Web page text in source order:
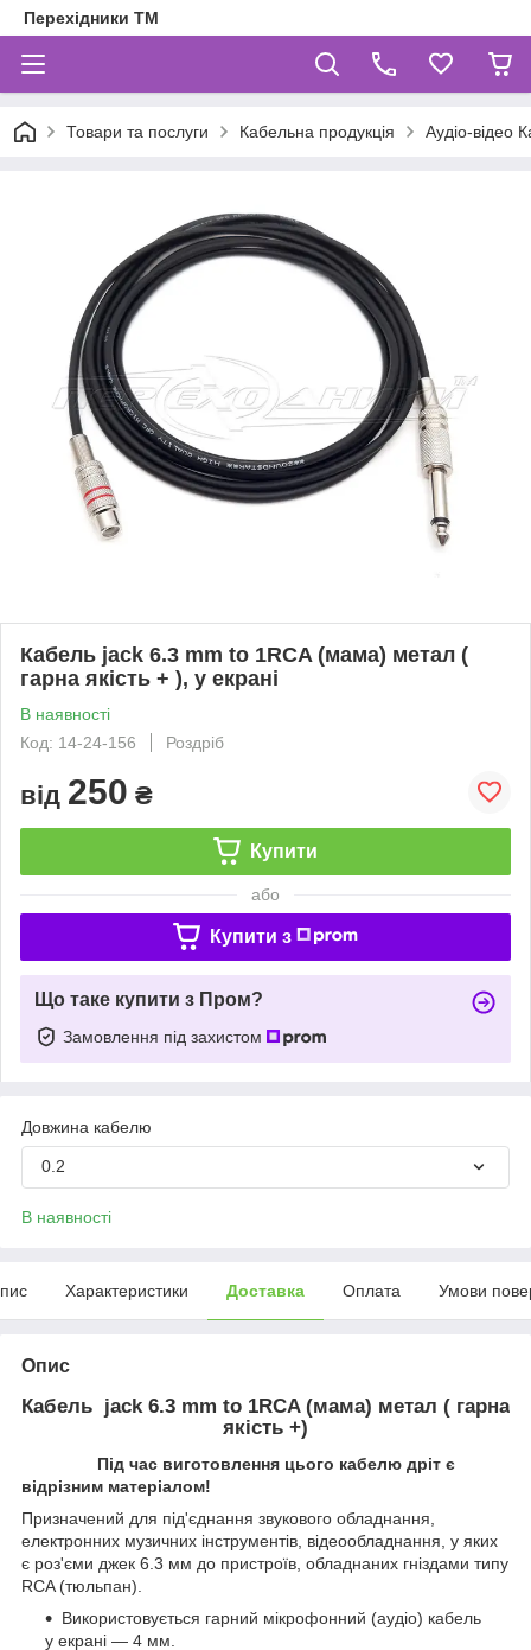
Перехідники ТМ
Товари та послуги Кабельна продукція Аудіо-відео
Кабель jack 6.3 mm to 1RCA (мама) метал (
гарна якість + ), у екрані
В наявності
Код: 14-24-156
Роздріб
від 250 ₴
Купити
або
Купити з
Що таке купити з Пром?
Замовлення під захистом
Довжина кабелю
0.2
В наявності
Характеристики Доставка Оплата Умови
Опис
Кабель jack 6.3 mm to 1RCA (мама) метал ( гарна
якість +)
Під час виготовлення цього кабелю дріт є
відрізним матеріалом!
Призначений для під'єднання звукового обладнання,
електронних музичних інструментів, відеообладнання, у яких
є роз'єми джек 6.3 мм до пристроїв, обладнаних гніздами типу
RCA (тюльпан).
Використовується гарний мікрофонний (аудіо) кабель
у екрані — 4 мм.